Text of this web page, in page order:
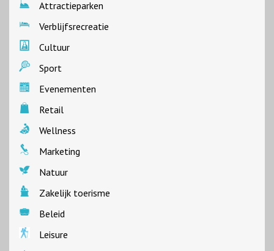
Attractieparken
Verblijfsrecreatie
Cultuur
Sport
Evenementen
Retail
Wellness
Marketing
Natuur
Zakelijk toerisme
Beleid
Leisure